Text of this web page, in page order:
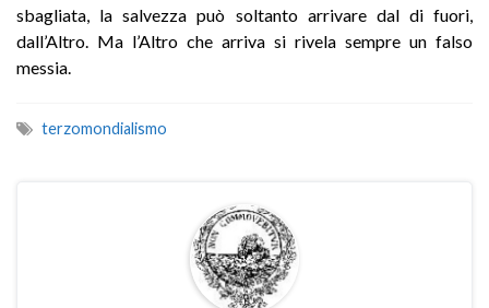
sbagliata, la salvezza può soltanto arrivare dal di fuori,
dall’Altro. Ma l’Altro che arriva si rivela sempre un falso
messia.
terzomondialismo